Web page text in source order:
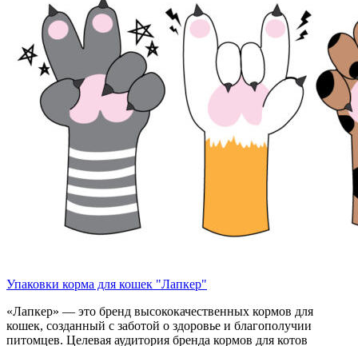
Упаковки корма для кошек "Лапкер"
«Лапкер» — это бренд высококачественных кормов для
кошек, созданный с заботой о здоровье и благополучии
питомцев. Целевая аудитория бренда кормов для котов